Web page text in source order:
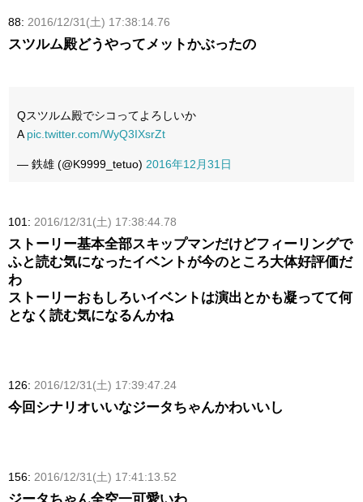
88: 2016/12/31(土) 17:38:14.76
スツルム殿どうやってメットかぶったの
Qスツルム殿でシコってよろしいか
A pic.twitter.com/WyQ3IXsrZt
— 鉄雄 (@K9999_tetuo) 2016年12月31日
101: 2016/12/31(土) 17:38:44.78
ストーリー基本全部スキップマンだけどフィーリングで
ふと読む気になったイベントが今のところ大体好評価だ
わ
ストーリーおもしろいイベントは演出とかも凝ってて何
となく読む気になるんかね
126: 2016/12/31(土) 17:39:47.24
今回シナリオいいなジータちゃんかわいいし
156: 2016/12/31(土) 17:41:13.52
ジータちゃん全空一可愛いわ